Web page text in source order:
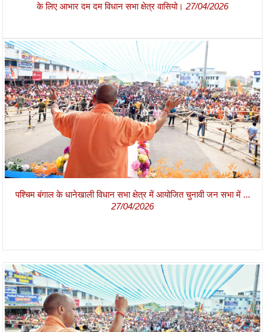
के लिए आभार दम दम विधान सभा क्षेत्र वासियो। 27/04/2026
पश्चिम बंगाल के धानेखाली विधान सभा क्षेत्र में आयोजित चुनावी जन सभा में ...
27/04/2026